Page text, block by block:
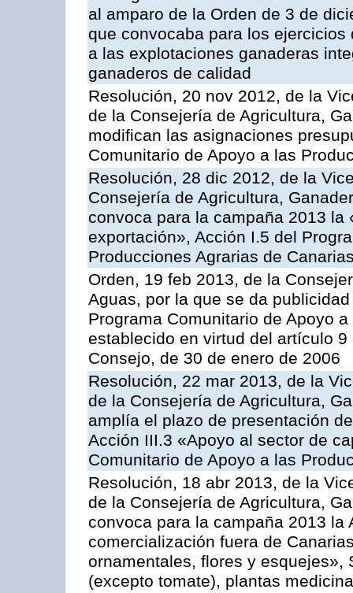
al amparo de la Orden de 3 de
que convocaba para los
a las explotaciones ganaderas
ganaderos de calidad
Resolución, 20 nov 2012, de la
de la Consejería de Agricultura,
modifican las asignaciones
Comunitario de Apoyo a las
Resolución, 28 dic 2012, de la
Consejería de Agricultura,
convoca para la campaña 2013
exportación», Acción I.5 del
Producciones Agrarias de
Orden, 19 feb 2013, de la
Aguas, por la que se da
Programa Comunitario de Apoyo
establecido en virtud del artículo
Consejo, de 30 de enero de 2006
Resolución, 22 mar 2013, de la
de la Consejería de Agricultura,
amplía el plazo de presentación
Acción III.3 «Apoyo al sector de
Comunitario de Apoyo a las
Resolución, 18 abr 2013, de la
de la Consejería de Agricultura,
convoca para la campaña 2013 la
comercialización fuera de
ornamentales, flores y esquejes»,
(excepto tomate), plantas